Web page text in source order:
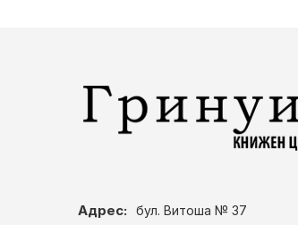
Адрес: бул. Витоша № 37